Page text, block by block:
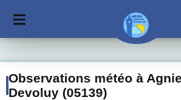
Observations météo à
Devoluy (05139)